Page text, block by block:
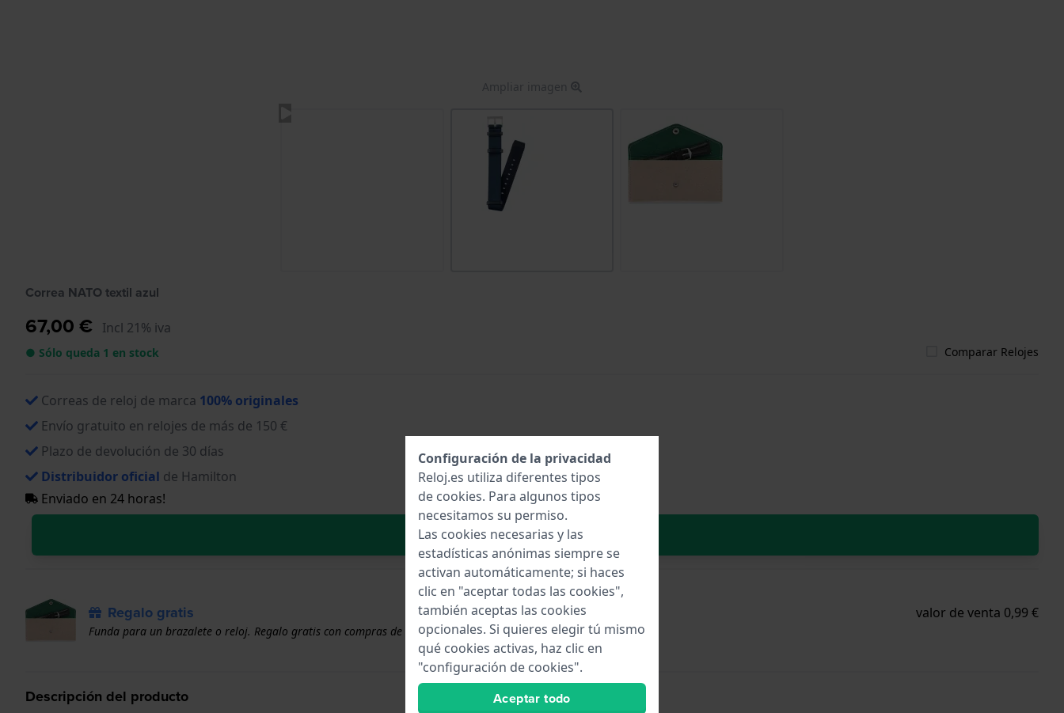
Ampliar imagen
Correa NATO textil azul
67,00 € Incl 21% iva
● Sólo queda 1 en stock Comparar Relojes
Correas de reloj de marca 100% originales
Envío gratuito en relojes de más de 150 €
Plazo de devolución de 30 días
Distribuidor oficial de Hamilton
Enviado en 24 horas!
Añadir al carrito
Regalo gratis valor de venta 0,99 €
Funda para un brazalete o reloj. Regalo gratis con compras de correas superiores a 50 €
Descripción del producto
Configuración de la privacidad
Reloj.es utiliza diferentes tipos
de cookies. Para algunos tipos
necesitamos su permiso.
Las cookies necesarias y las
estadísticas anónimas siempre se
activan automáticamente; si haces
clic en "aceptar todas las cookies",
también aceptas las cookies
opcionales. Si quieres elegir tú mismo
qué cookies activas, haz clic en
"configuración de cookies".
Aceptar todo